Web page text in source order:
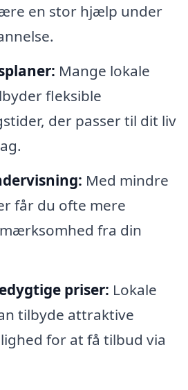
en stor hjælp under
Mange lokale
fleksible
der passer til dit liv
Med mindre
får du ofte mere
fra din
priser: Lokale
tilbyde attraktive
for at få tilbud via